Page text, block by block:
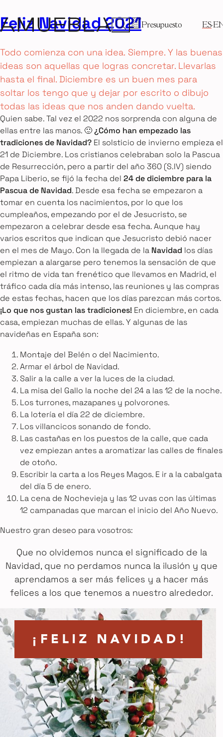
Presupuesto ES
Feliz Navidad 2021
Todo comienza con una idea. Siempre. Y las buenas
ideas son aquellas que logras concretar. Llevarlas
hasta el final. Diciembre es un buen mes para
soltar los tengo que y dejar por escrito o dibujo
todas las ideas que nos anden dando vuelta.
Quien sabe. Tal vez el 2022 nos sorprenda con alguna de
ellas entre las manos. 🙂¿Cómo han empezado las
tradiciones de Navidad? El solsticio de invierno empieza el
21 de Diciembre. Los cristianos celebraban solo la Pascua
de Resurrección, pero a partir del año 360 (S.IV) siendo
Papa Liberio, se fijó la fecha del 24 de diciembre para la
Pascua de Navidad. Desde esa fecha se empezaron a
tomar en cuenta los nacimientos, por lo que los
cumpleaños, empezando por el de Jesucristo, se
empezaron a celebrar desde esa fecha. Aunque hay
varios escritos que indican que Jesucristo debió nacer
en el mes de Mayo. Con la llegada de la Navidad los días
empiezan a alargarse pero tenemos la sensación de que
el ritmo de vida tan frenético que llevamos en Madrid, el
tráfico cada día más intenso, las reuniones y las compras
de estas fechas, hacen que los días parezcan más cortos.
¡Lo que nos gustan las tradiciones! En diciembre, en cada
casa, empiezan muchas de ellas. Y algunas de las
navideñas en España son:
Montaje del Belén o del Nacimiento.
Armar el árbol de Navidad.
Salir a la calle a ver la luces de la ciudad.
La misa del Gallo la noche del 24 a las 12 de la noche.
Los turrones, mazapanes y polvorones.
La lotería el día 22 de diciembre.
Los villancicos sonando de fondo.
Las castañas en los puestos de la calle, que cada
vez empiezan antes a aromatizar las calles de finales
de otoño.
Escribir la carta a los Reyes Magos. E ir a la cabalgata
del día 5 de enero.
La cena de Nochevieja y las 12 uvas con las últimas
12 campanadas que marcan el inicio del Año Nuevo.
Nuestro gran deseo para vosotros:
Que no olvidemos nunca el significado de la
Navidad, que no perdamos nunca la ilusión y que
aprendamos a ser más felices y a hacer más
felices a los que tenemos a nuestro alrededor.